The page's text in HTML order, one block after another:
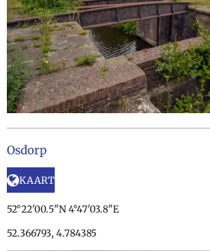
Osdorp
KAART
52°22'00.5"N 4°47'03.8"E
52.366793, 4.784385